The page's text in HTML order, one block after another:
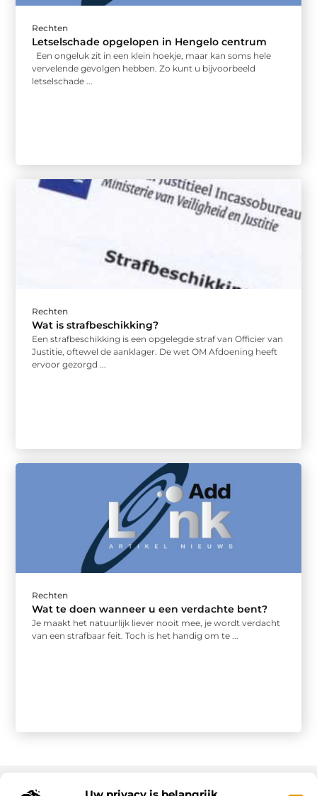
Rechten
Letselschade opgelopen in Hengelo centrum
Een ongeluk zit in een klein hoekje, maar kan soms hele
vervelende gevolgen hebben. Zo kunt u bijvoorbeeld
letselschade ...
Rechten
Wat is strafbeschikking?
Een strafbeschikking is een opgelegde straf van Officier van
Justitie, oftewel de aanklager. De wet OM Afdoening heeft
ervoor gezorgd ...
Rechten
Wat te doen wanneer u een verdachte bent?
Je maakt het natuurlijk liever nooit mee, je wordt verdacht
van een strafbaar feit. Toch is het handig om te ...